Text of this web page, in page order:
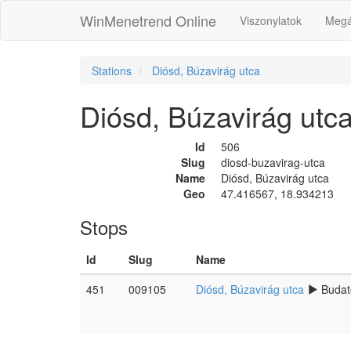
WinMenetrend Online Viszonylatok
Stations Diósd, Búzavirág utca
Diósd, Búzavirág
Id
506
Slug
diosd-buzavirag-utca
Name
Diósd, Búzavirág utca
Geo
47.416567, 18.934213
Stops
Id Slug
Name
451
009105 Diósd, Búzavirág utca